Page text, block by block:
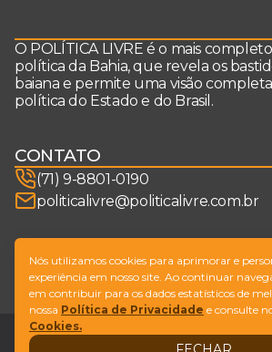
O POLÍTICA LIVRE é o mais
política da Bahia, que revela os
baiana e permite uma visão
política do Estado e do Brasil.
CONTATO
(71) 9-8801-0190
politicalivre@politicalivre.com.br
SIGA-NOS
LegalFale conosco
Nós utilizamos cookies para aprimorar e
experiência em nosso site. Ao continuar
em contribuir para os dados estatísticos de
nossa Política de Privacidade e consulte
Cookies.